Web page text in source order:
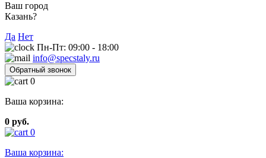
Ваш город
Казань?
Да Нет
Пн-Пт: 09:00 - 18:00
info@specstaly.ru
Обратный звонок
0
Ваша корзина:
0 руб.
0
Ваша корзина: